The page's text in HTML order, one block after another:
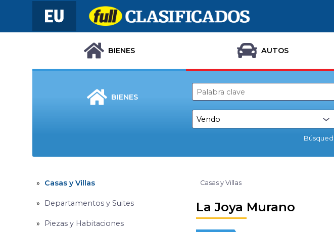
BIENES AUTOS
BIENES
Casas y Villas
Departamentos y Suites
Piezas y Habitaciones
Casas y Villas
La Joya Murano